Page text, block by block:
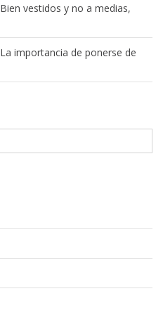
Bien vestidos y no a medias,
La importancia de ponerse de